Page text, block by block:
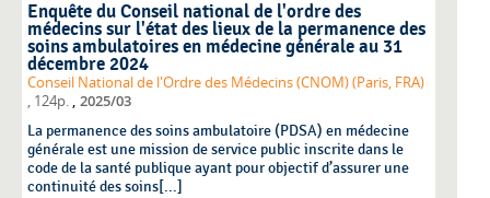
Enquête du Conseil national de l'ordre des
médecins sur l'état des lieux de la permanence des
soins ambulatoires en médecine générale au 31
décembre 2024
Conseil National de l'Ordre des Médecins (CNOM) (Paris, FRA)
, 124p. , 2025/03
La permanence des soins ambulatoire (PDSA) en médecine
générale est une mission de service public inscrite dans le
code de la santé publique ayant pour objectif d’assurer une
continuité des soins[...]